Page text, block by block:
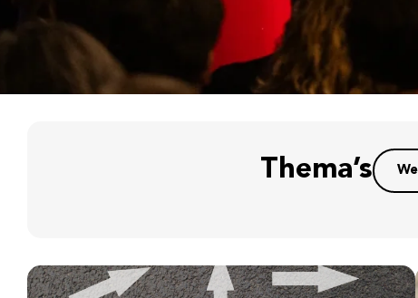
Thema’s